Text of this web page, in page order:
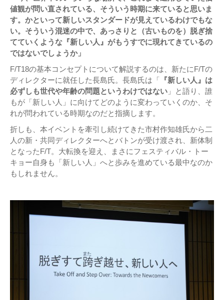
値観が問い直されている、そういう時期に来ていると思いま
す。かといって新しいスタンダードが見えているわけでもな
い。そういう混迷の中で、あっさりと（古いものを）脱ぎ捨
てていくような『新しい人』がもうすでに現れてきているの
ではないでしょうか」
F/T18の基本コンセプトについて解説するのは、新たにF/Tの
ディレクターに就任した長島氏。長島氏は「 『新しい人』は
必ずしも世代や年齢の問題というわけではない 」と語り、誰
もが「新しい人」に向けてどのように変わっていくのか、そ
れが問われている時期なのだと指摘します。
折しも、本イベントを牽引し続けてきた市村作知雄氏から二
人の新・共同ディレクターへとバトンが受け渡され、新体制
となったF/T。大転換を迎え、まさにフェスティバル・トー
キョー自身も「新しい人」へと歩みを進めている最中なのか
もしれません。